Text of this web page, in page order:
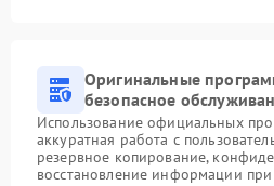
Оригинальные
безопасное
Использование официальных
аккуратная работа с
резервное копирование,
восстановление информации